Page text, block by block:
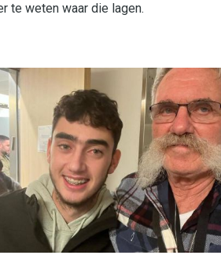
te weten waar die lagen.